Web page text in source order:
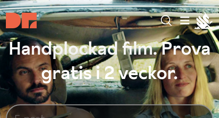
Handplockad film. Prova
gratis i 2 veckor.